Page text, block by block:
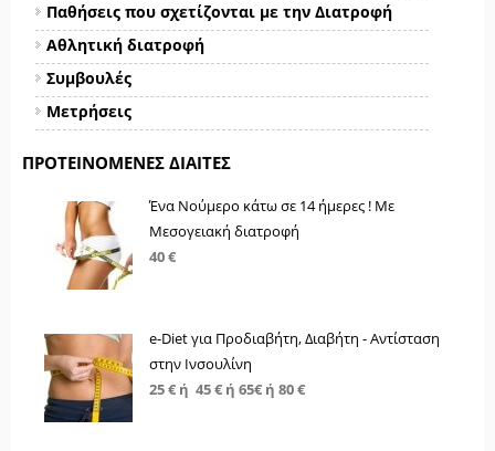
Παθήσεις που σχετίζονται με την Διατροφή
Αθλητική διατροφή
Συμβουλές
Μετρήσεις
ΠΡΟΤΕΙΝΌΜΕΝΕΣ ΔΊΑΙΤΕΣ
Ένα Νούμερο κάτω σε 14 ήμερες ! Με
Μεσογειακή διατροφή
40 €
e-Diet για Προδιαβήτη, Διαβήτη - Αντίσταση
στην Ινσουλίνη
25 € ή 45 € ή 65€ ή 80 €